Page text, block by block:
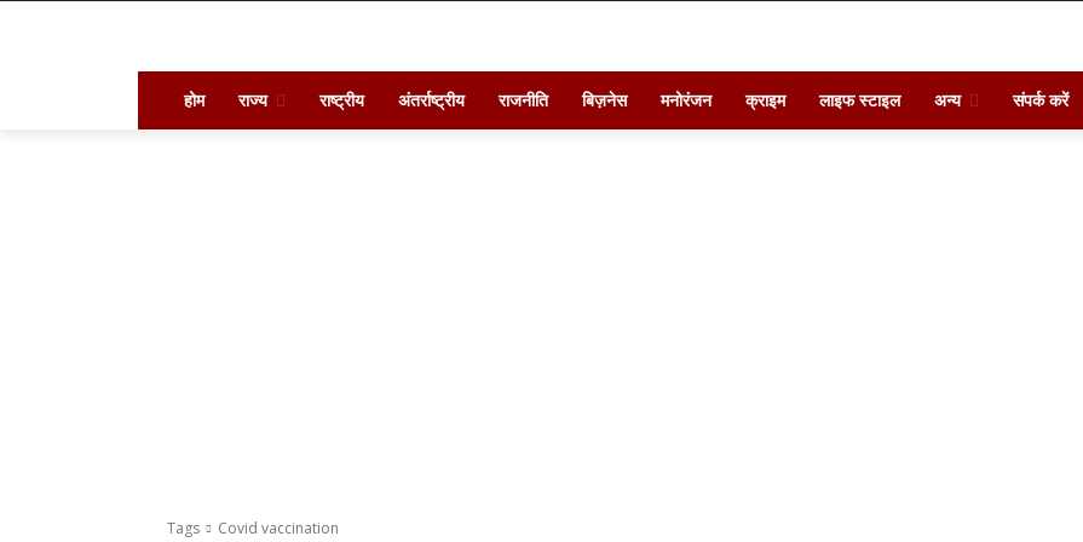
होम राज्य राष्ट्रीय अंतर्राष्ट्रीय राजनीति बिज़नेस मनोरंजन क्राइम लाइफ स्टाइल अन्य संपर्क करें
Tags Covid vaccination